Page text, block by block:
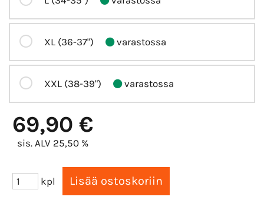
XL (36-37") varastossa
XXL (38-39") varastossa
69,90 €
sis. ALV 25,50 %
kpl